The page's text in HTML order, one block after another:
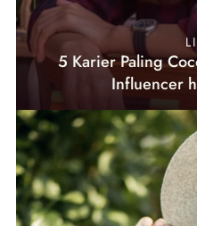
5 Karier Paling
Influencer